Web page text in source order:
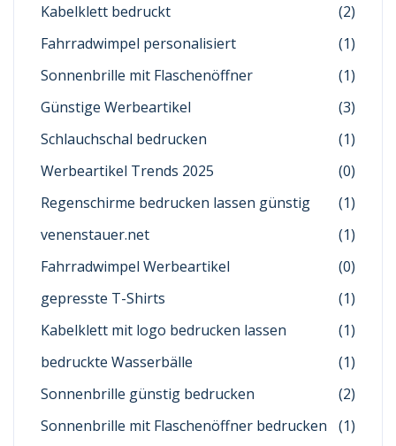
Kabelklett bedruckt
(2)
Fahrradwimpel personalisiert
(1)
Sonnenbrille mit Flaschenöffner
(1)
Günstige Werbeartikel
(3)
Schlauchschal bedrucken
(1)
Werbeartikel Trends 2025
(0)
Regenschirme bedrucken lassen günstig
(1)
venenstauer.net
(1)
Fahrradwimpel Werbeartikel
(0)
gepresste T-Shirts
(1)
Kabelklett mit logo bedrucken lassen
(1)
bedruckte Wasserbälle
(1)
Sonnenbrille günstig bedrucken
(2)
Sonnenbrille mit Flaschenöffner bedrucken
(1)